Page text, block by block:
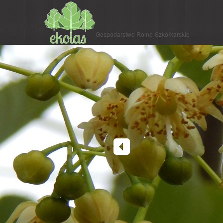
Gospodarstwo Rolno-Szkółkarskie